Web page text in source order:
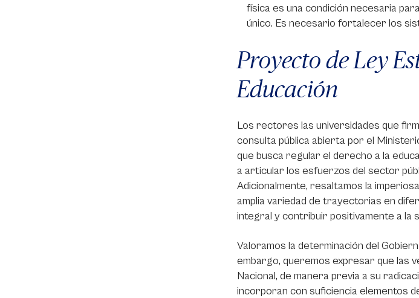
física es una condición necesaria
único. Es necesario fortalecer los
Proyecto de Ley
Educación
Los rectores las universidades que
consulta pública abierta por el
que busca regular el derecho a la
a articular los esfuerzos del sector
Adicionalmente, resaltamos la
amplia variedad de trayectorias en
integral y contribuir positivamente a la
Valoramos la determinación del
embargo, queremos expresar que las
Nacional, de manera previa a su
incorporan con suficiencia elementos